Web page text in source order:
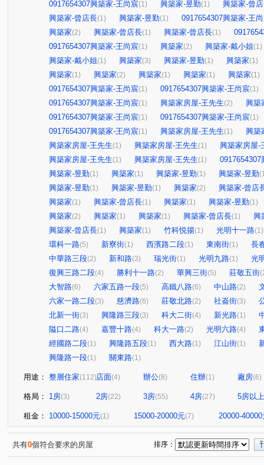
0917654307興築家-王尚宸(1) 興築家-昱勤(1)
興築家-曾
興築家-曾店長(1) 興築家-昱勤(1)
0917654307興築家-王
興築家(2) 興築家-曾店長(1) 興築家-曾店長(1)
0917654307興築家-王尚宸(1) 興築家(2) 興築家-戴小姐(1)
興築家-戴小姐(1) 興築家(3) 興築家-昱勤(1) 興築家(1)
興築家(1) 興築家(2) 興築家(1) 興築家(1) 興築家(1)
0917654307興築家-王尚宸(1) 0917654307興築家-王尚宸(1)
0917654307興築家-王尚宸(1) 興築家房屋-王先生(2)
興築
0917654307興築家-王尚宸(1) 0917654307興築家-王尚宸(1)
0917654307興築家-王尚宸(1) 興築家房屋-王先生(1)
興築
興築家房屋-王先生(1) 興築家房屋-王先生(1)
興築家房屋-
興築家房屋-王先生(1) 興築家房屋-王先生(1)
0917654307
興築家-昱勤(1) 興築家(1) 興築家-昱勤(1) 興築家-昱勤
興築家-昱勤(1) 興築家-昱勤(1) 興築家(2)
興築家-曾店
興築家(1) 興築家-曾店長(1) 興築家(1) 興築家-昱勤(1)
興築家(2) 興築家(1) 興築家(1) 興築家-曾店長(1)
興
興築家-曾店長(1) 興築家(1) 竹科悦揚(1) 光明十一路(1)
環科一路(5) 新寮街(1) 西濱路二段(1) 東南街(1)
長
中華路三段(2) 新和路(3) 瑞光街(1) 光明九路(1)
光
復興三路二段(4) 勝利十一路(2) 華興三街(5) 莊敬五街
大智路(6) 六家五路一段(5) 高鐵八路(6) 中山路(2)
六家一路二段(3) 慈濟路(6) 莊敬北路(2) 社崙街(3)
北新一街(3) 興隆路三段(3) 科大二街(4) 新光路(1)
隘口二路(4) 嘉豐十路(4) 科大一路(2) 光明六路(4)
經國路二段(1) 興隆路五段(1) 西大路(1) 江山街(1)
興隆路一段(1) 關東路(1)
用途： 整層住家(112)店面(4) 辦公(8) 住辦(1) 廠房(6)
格局： 1房(3) 2房(22) 3房(55) 4房(27) 5房以上
租金： 10000-15000元(1) 15000-20000元(7) 20000-40000
共有0個符合要求的房屋 排序：